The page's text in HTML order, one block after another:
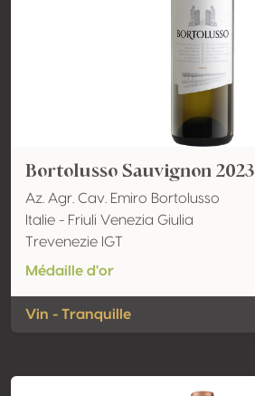
Bortolusso Sauvignon 2023
Az. Agr. Cav. Emiro Bortolusso
Italie - Friuli Venezia Giulia
Trevenezie IGT
Médaille d'or
Vin - Tranquille